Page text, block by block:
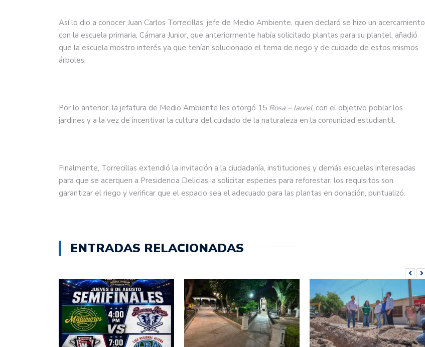
Así lo dio a conocer Juan Carlos Torrecillas, jefe de Medio Ambiente, quien declaró se hizo un acercamiento
con la escuela primaria, Cámara Junior, que anteriormente había solicitado plantas para su plantel, añadió
que la escuela mostro interés ya que tenían solucionado el tema de riego y de cuidado de estos mismos
árboles.
Por lo anterior, la jefatura de Medio Ambiente les otorgó 15 Rosa – laurel, con el objetivo poblar los
jardines y a la vez de incentivar la cultura del cuidado de la naturaleza en la comunidad estudiantil.
Finalmente, Torrecillas extendió la invitación a la ciudadanía, instituciones y demás escuelas interesadas
para que se acerquen a Presidencia Delicias, a solicitar especies para reforestar; los requisitos son
garantizar el riego y verificar que el espacio sea el adecuado para las plantas en donación, puntualizó.
ENTRADAS RELACIONADAS